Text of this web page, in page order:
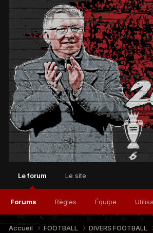
Le forum
Forums Règles Équipe
Le site
Accueil FOOTBALL DIVERS FOOTBALL